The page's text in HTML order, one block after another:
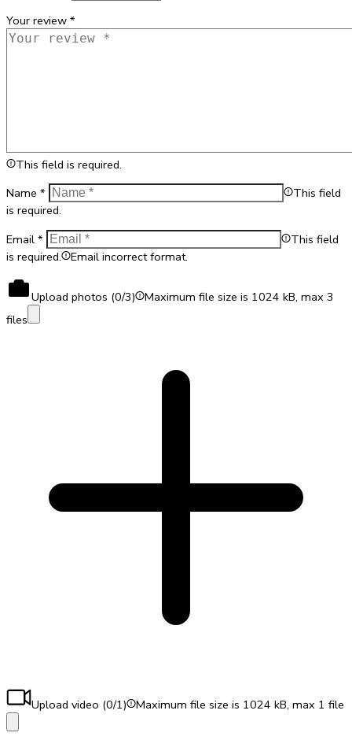
Your review *
This field is required.
Name *
This field
is required.
Email *
This field
is required.
Email incorrect format.
Upload photos (0/3)
Maximum file size is 1024 kB, max 3
files
Upload video (0/1) Maximum file size is 1024 kB, max 1 file